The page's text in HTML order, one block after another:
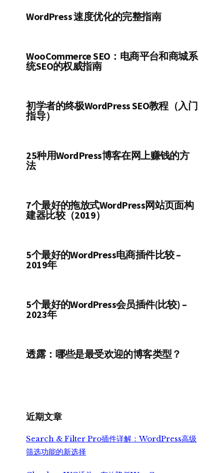
WordPress 速度优化的完整指南
WooCommerce SEO：电商平台和商城系
统SEO的权威指南
初学者的终极WordPress SEO教程（入门
指导）
25种用WordPress博客在网上赚钱的方
法
7个最好的拖放式WordPress网站页面构
建器比较（2019）
5个最好的WordPress电商插件比较 –
2019年
5个最好的WordPress会员插件(比较) –
2023年
透露：哪些是最受欢迎的博客类型？
近期文章
Search & Filter Pro插件详解：WordPress高级
筛选功能的新选择